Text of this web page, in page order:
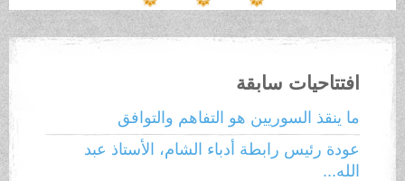
افتتاحيات سابقة
ما ينقذ السوريين هو التفاهم والتوافق
عودة رئيس رابطة أدباء الشام، الأستاذ عبد
الله...